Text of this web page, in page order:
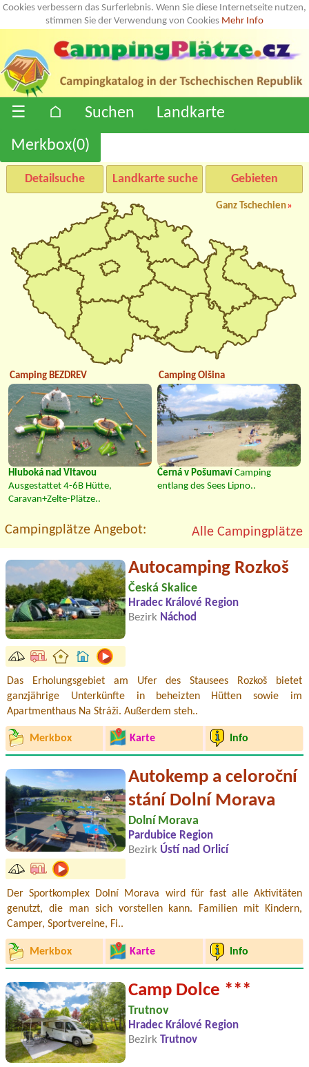
Cookies verbessern das Surferlebnis. Wenn Sie diese Internetseite nutzen,
stimmen Sie der Verwendung von Cookies Mehr Info
☰ ⌂ Suchen
Landkarte
Merkbox(0)
Detailsuche Landkarte suche Gebieten
Ganz Tschechien»
Camping BEZDREV
Hluboká nad Vltavou
Ausgestattet 4-6B Hütte,
Caravan+Zelte-Plätze..
Camping Olšina
Černá v Pošumaví Camping
entlang des Sees Lipno..
Campingplätze Angebot: Alle Campingplätze
Autocamping Rozkoš
Česká Skalice
Hradec Králové Region
Bezirk Náchod
Das Erholungsgebiet am Ufer des Stausees Rozkoš bietet
ganzjährige Unterkünfte in beheizten Hütten sowie im
Apartmenthaus Na Stráži. Außerdem steh..
Merkbox Karte Info
Autokemp a celoroční
stání Dolní Morava
Dolní Morava
Pardubice Region
Bezirk Ústí nad Orlicí
Der Sportkomplex Dolní Morava wird für fast alle Aktivitäten
genutzt, die man sich vorstellen kann. Familien mit Kindern,
Camper, Sportvereine, Fi..
Merkbox Karte Info
Camp Dolce ***
Trutnov
Hradec Králové Region
Bezirk
Trutnov